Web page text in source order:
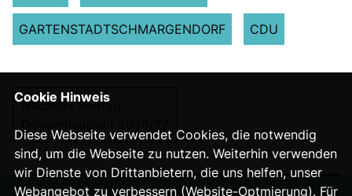
GARTENSTADTSCHMARGENDORF CDU
Nächster Beitrag
Cookie Hinweis
Diese Webseite verwendet Cookies, die notwendig
sind, um die Webseite zu nutzen. Weiterhin verwenden
wir Dienste von Drittanbietern, die uns helfen, unser
Webangebot zu verbessern (Website-Optmierung). Für